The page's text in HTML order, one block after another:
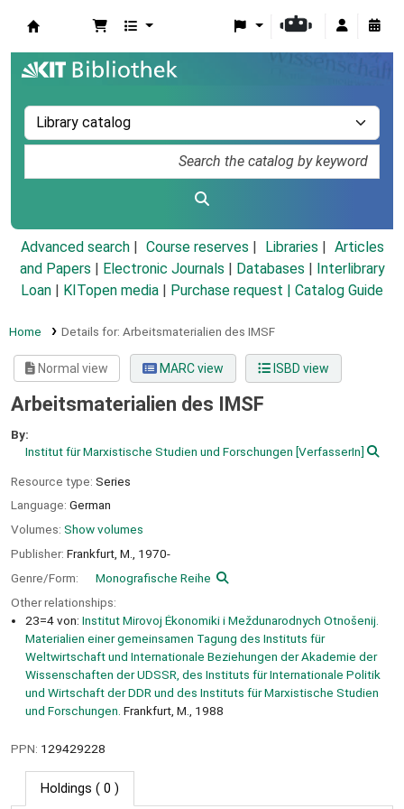
Advanced search Course reserves Libraries
Articles
and Papers
Electronic Journals Databases
Interlibrary
Loan
KITopen media Purchase request | Catalog Guide
Home Details for: Arbeitsmaterialien des IMSF
Normal view MARC view ISBD view
Arbeitsmaterialien des IMSF
By:
Institut für Marxistische Studien und Forschungen [VerfasserIn]
Resource type: Series
Language: German
Volumes: Show volumes
Publisher: Frankfurt, M.,
1970-
Genre/Form:
Monografische Reihe
Other relationships:
23=4 von: Institut Mirovoj Ėkonomiki i Meždunarodnych Otnošenij.
Materialien einer gemeinsamen Tagung des Instituts für
Weltwirtschaft und Internationale Beziehungen der Akademie der
Wissenschaften der UDSSR, des Instituts für Internationale Politik
und Wirtschaft der DDR und des Instituts für Marxistische Studien
und Forschungen. Frankfurt, M., 1988
PPN: 129429228
Holdings ( 0 )